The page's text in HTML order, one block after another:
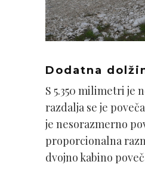
Dodatna
S 5.350 milimetri je
razdalja se je
je nesorazmerno
proporcionalna
dvojno kabino